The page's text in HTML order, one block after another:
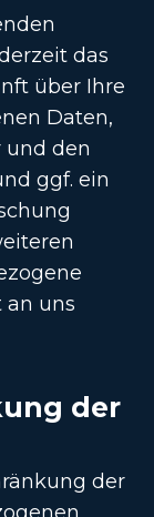
das
über Ihre
Daten,
den
ggf. ein
an uns
der
der